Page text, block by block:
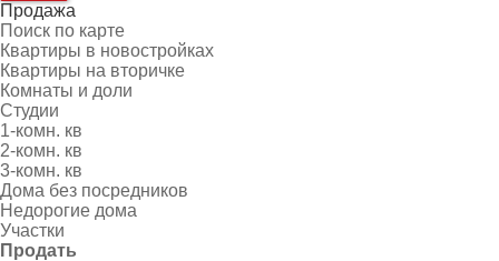
Продажа
Поиск по карте
Квартиры в новостройках
Квартиры на вторичке
Комнаты и доли
Студии
1-комн. кв
2-комн. кв
3-комн. кв
Дома без посредников
Недорогие дома
Участки
Продать